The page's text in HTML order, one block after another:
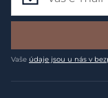
Vaše údaje jsou u nás v